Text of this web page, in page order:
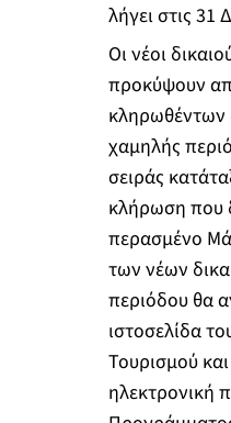
λήγει στις 31
Οι νέοι
προκύψουν
κληρωθέντων
χαμηλής
σειράς
κλήρωση που
περασμένο
των νέων
περιόδου θα
ιστοσελίδα
Τουρισμού
ηλεκτρονική